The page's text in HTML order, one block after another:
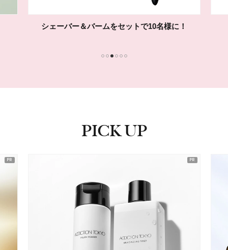
シェーバー＆バームをセットで10名様に！
PICK UP